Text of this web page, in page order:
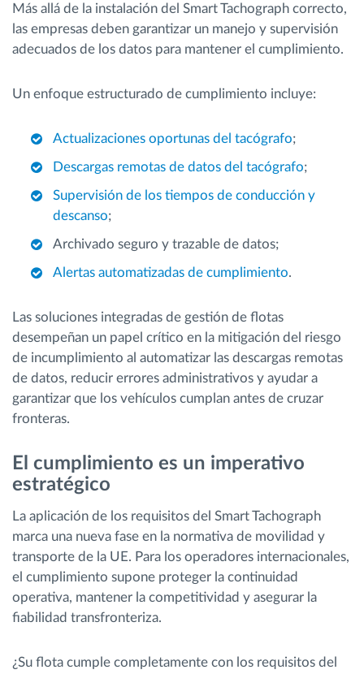
Más allá de la instalación del Smart Tachograph correcto,
las empresas deben garantizar un manejo y supervisión
adecuados de los datos para mantener el cumplimiento.
Un enfoque estructurado de cumplimiento incluye:
Actualizaciones oportunas del tacógrafo;
Descargas remotas de datos del tacógrafo;
Supervisión de los tiempos de conducción y
descanso;
Archivado seguro y trazable de datos;
Alertas automatizadas de cumplimiento.
Las soluciones integradas de gestión de flotas
desempeñan un papel crítico en la mitigación del riesgo
de incumplimiento al automatizar las descargas remotas
de datos, reducir errores administrativos y ayudar a
garantizar que los vehículos cumplan antes de cruzar
fronteras.
El cumplimiento es un imperativo
estratégico
La aplicación de los requisitos del Smart Tachograph
marca una nueva fase en la normativa de movilidad y
transporte de la UE. Para los operadores internacionales,
el cumplimiento supone proteger la continuidad
operativa, mantener la competitividad y asegurar la
fiabilidad transfronteriza.
¿Su flota cumple completamente con los requisitos del